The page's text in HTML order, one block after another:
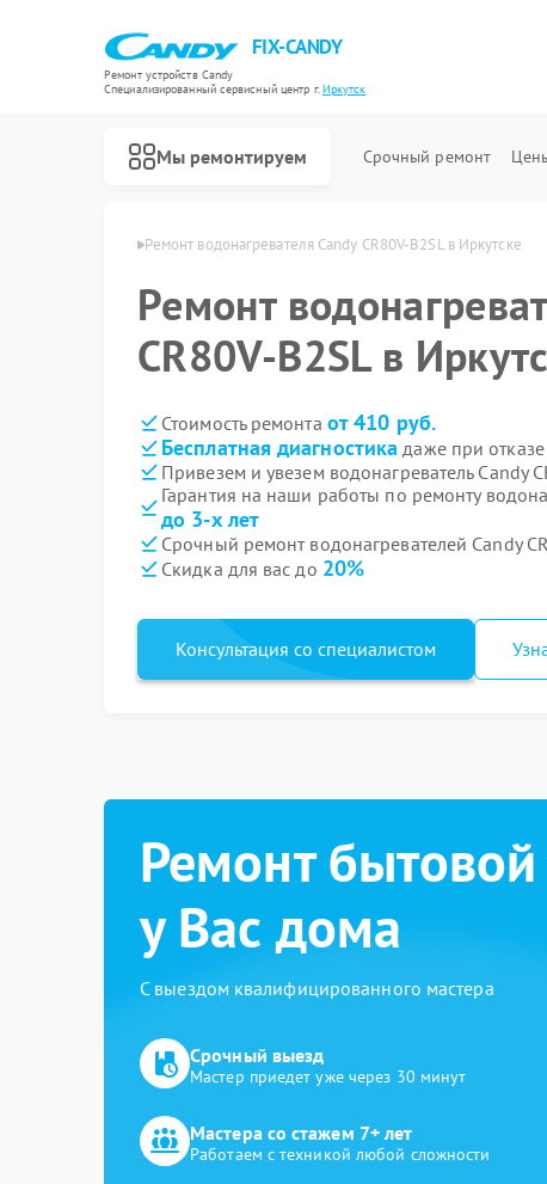
FIX-CANDY
Ремонт устройств Candy
Специализированный cервисный центр г.Иркутск
Мы ремонтируем Срочный ремонт
Ремонт водонагревателя Candy CR80V-B2SL в Иркутске
Ремонт
CR80V-B2SL в
Стоимость ремонта от 410 руб.
Бесплатная диагностика даже при отказе
Привезем и увезем водонагреватель Candy
Гарантия на наши работы по ремонту
до 3-х лет
Срочный ремонт водонагревателей Candy
Скидка для вас до 20%
Консультация со специалистом
Ремонт бытовой
у Вас дома
С выездом квалифицированного мастера
Срочный выезд
Мастер приедет уже через 30 минут
Мастера со стажем 7+ лет
Работаем с техникой любой сложности